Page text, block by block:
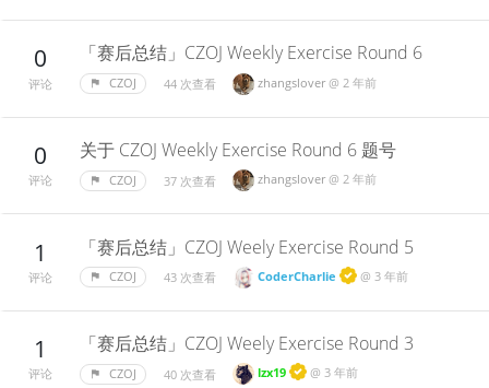
0
评论
「赛后总结」CZOJ Weekly Exercise Round 6
CZOJ 44 次查看 zhangslover @ 2 年前
0
评论
关于 CZOJ Weekly Exercise Round 6 题号
CZOJ 37 次查看 zhangslover @ 2 年前
1
评论
「赛后总结」CZOJ Weely Exercise Round 5
CZOJ 43 次查看 CoderCharlie @ 3 年前
1
评论
「赛后总结」CZOJ Weely Exercise Round 3
CZOJ 40 次查看 lzx19 @ 3 年前